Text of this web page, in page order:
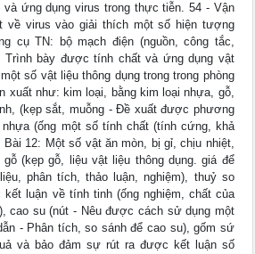
ứng dụng virus trong thực tiễn. 54 - Vận
về virus vào giải thích một số hiện tượng
cụ TN: bộ mạch điện (nguồn, công tắc,
Trình bày được tính chất và ứng dụng vật
số vật liệu thông dụng trong trong phòng
xuất như: kim loại, bằng kim loại nhựa, gỗ,
(kẹp sắt, muỗng - Đề xuất được phương
(ống một số tính chất (tính cứng, khả
Bài 12: Một số vật ăn mòn, bị gỉ, chịu nhiệt,
(kẹp gỗ, liệu vật liệu thông dụng. giá để
phân tích, thảo luận, nghiệm), thuỷ so
luận về tính tinh (ống nghiệm, chất của
cao su (nút - Nêu được cách sử dụng một
- Phân tích, so sánh để cao su), gốm sứ
và bảo đảm sự rút ra được kết luận số